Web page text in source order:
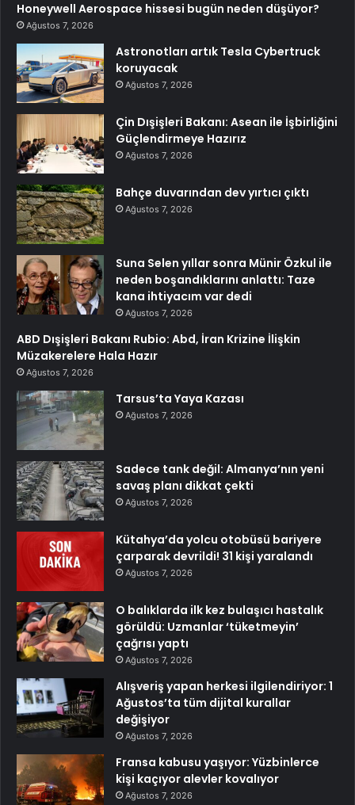
Honeywell Aerospace hissesi bugün neden düşüyor?
Ağustos 7, 2026
Astronotları artık Tesla Cybertruck
koruyacak
Ağustos 7, 2026
Çin Dışişleri Bakanı: Asean ile İşbirliğini
Güçlendirmeye Hazırız
Ağustos 7, 2026
Bahçe duvarından dev yırtıcı çıktı
Ağustos 7, 2026
Suna Selen yıllar sonra Münir Özkul ile
neden boşandıklarını anlattı: Taze
kana ihtiyacım var dedi
Ağustos 7, 2026
ABD Dışişleri Bakanı Rubio: Abd, İran Krizine İlişkin
Müzakerelere Hala Hazır
Ağustos 7, 2026
Tarsus’ta Yaya Kazası
Ağustos 7, 2026
Sadece tank değil: Almanya’nın yeni
savaş planı dikkat çekti
Ağustos 7, 2026
Kütahya’da yolcu otobüsü bariyere
çarparak devrildi! 31 kişi yaralandı
Ağustos 7, 2026
O balıklarda ilk kez bulaşıcı hastalık
görüldü: Uzmanlar ‘tüketmeyin’
çağrısı yaptı
Ağustos 7, 2026
Alışveriş yapan herkesi ilgilendiriyor: 1
Ağustos’ta tüm dijital kurallar
değişiyor
Ağustos 7, 2026
Fransa kabusu yaşıyor: Yüzbinlerce
kişi kaçıyor alevler kovalıyor
Ağustos 7, 2026